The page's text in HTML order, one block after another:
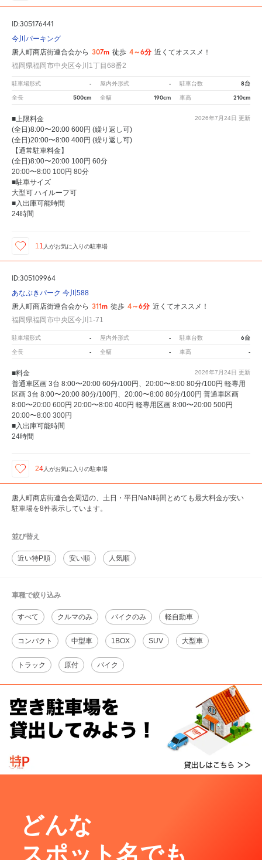
ID:305176441
今川パーキング
唐人町商店街連合会から 307m 徒歩 4～6分 近くてオススメ！
福岡県福岡市中央区今川1丁目68番2
駐車場形式 - 屋内外形式 - 駐車台数 8台
全長 500cm 全幅 190cm 車高 210cm
2026年7月24日 更新
■上限料金
(全日)8:00〜20:00 600円 (繰り返し可)
(全日)20:00〜8:00 400円 (繰り返し可)
【通常駐車料金】
(全日)8:00〜20:00 100円 60分
20:00〜8:00 100円 80分
■駐車サイズ
大型可 ハイルーフ可
■入出庫可能時間
24時間
11 人がお気に入りの駐車場
ID:305109964
あなぶきパーク 今川588
唐人町商店街連合会から 311m 徒歩 4～6分 近くてオススメ！
福岡県福岡市中央区今川1-71
駐車場形式 - 屋内外形式 - 駐車台数 6台
全長 - 全幅 - 車高 -
2026年7月24日 更新
■料金
普通車区画 3台 8:00〜20:00 60分/100円、20:00〜8:00 80分/100円 軽専用
区画 3台 8:00〜20:00 80分/100円、20:00〜8:00 80分/100円 普通車区画
8:00〜20:00 600円 20:00〜8:00 400円 軽専用区画 8:00〜20:00 500円
20:00〜8:00 300円
■入出庫可能時間
24時間
24 人がお気に入りの駐車場
唐人町商店街連合会周辺の、土日・平日NaN時間とめても最大料金が安い
駐車場を8件表示しています。
並び替え
近い特P順 安い順 人気順
車種で絞り込み
すべて クルマのみ バイクのみ 軽自動車
コンパクト 中型車 1BOX SUV 大型車
トラック 原付 バイク
どんな
スポット名でも